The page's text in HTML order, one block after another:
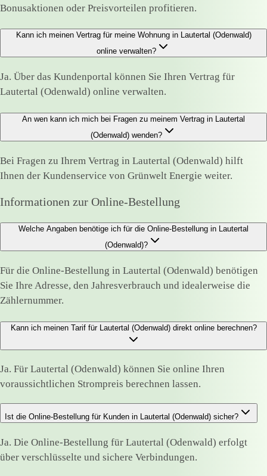
Bonusaktionen oder Preisvorteilen profitieren.
Kann ich meinen Vertrag für meine Wohnung in Lautertal (Odenwald)
online verwalten?
Ja. Über das Kundenportal können Sie Ihren Vertrag für
Lautertal (Odenwald) online verwalten.
An wen kann ich mich bei Fragen zu meinem Vertrag in Lautertal
(Odenwald) wenden?
Bei Fragen zu Ihrem Vertrag in Lautertal (Odenwald) hilft
Ihnen der Kundenservice von Grünwelt Energie weiter.
Informationen zur Online-Bestellung
Welche Angaben benötige ich für die Online-Bestellung in Lautertal
(Odenwald)?
Für die Online-Bestellung in Lautertal (Odenwald) benötigen
Sie Ihre Adresse, den Jahresverbrauch und idealerweise die
Zählernummer.
Kann ich meinen Tarif für Lautertal (Odenwald) direkt online berechnen?
Ja. Für Lautertal (Odenwald) können Sie online Ihren
voraussichtlichen Strompreis berechnen lassen.
Ist die Online-Bestellung für Kunden in Lautertal (Odenwald) sicher?
Ja. Die Online-Bestellung für Lautertal (Odenwald) erfolgt
über verschlüsselte und sichere Verbindungen.